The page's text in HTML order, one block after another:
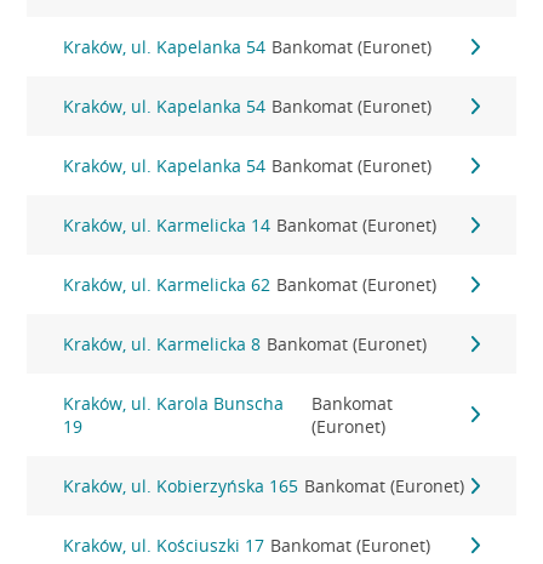
Kraków, ul. Kapelanka 54 Bankomat (Euronet)
Kraków, ul. Kapelanka 54 Bankomat (Euronet)
Kraków, ul. Kapelanka 54 Bankomat (Euronet)
Kraków, ul. Karmelicka 14 Bankomat (Euronet)
Kraków, ul. Karmelicka 62 Bankomat (Euronet)
Kraków, ul. Karmelicka 8 Bankomat (Euronet)
Kraków, ul. Karola Bunscha
19
Bankomat
(Euronet)
Kraków, ul. Kobierzyńska 165 Bankomat (Euronet)
Kraków, ul. Kościuszki 17 Bankomat (Euronet)